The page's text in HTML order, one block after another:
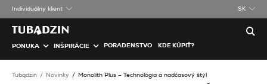
Individuálny klient SK
PONUKA INŠPIRÁCIE PORADENSTVO KDE KÚPIŤ?
Tubądzin Novinky Monolith Plus – Technológia a nadčasový štýl